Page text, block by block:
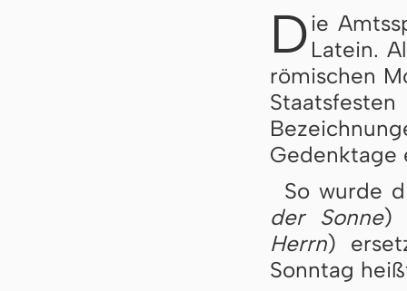
D ie
Latein.
römischen
Gedenktage
So wurde
der Sonne)
Herrn)
Sonntag